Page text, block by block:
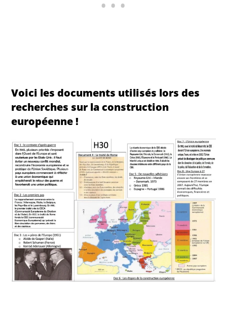
Voici les documents utilisés lors des
recherches sur la construction
européenne !